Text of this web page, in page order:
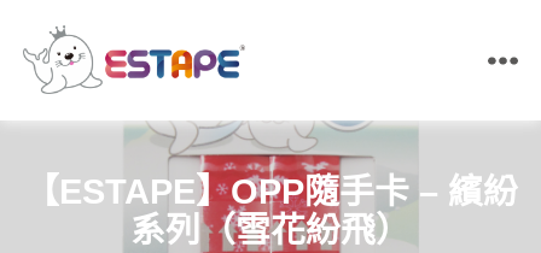
王
【ESTAPE】OPP隨手卡 – 繽紛
系列（雪花紛飛）